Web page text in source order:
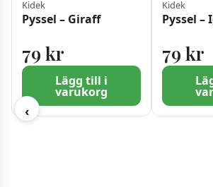
‹
Kidek
Pyssel – Giraff
79 kr
Lägg till i
varukorg
Kidek
Pyssel
79 kr